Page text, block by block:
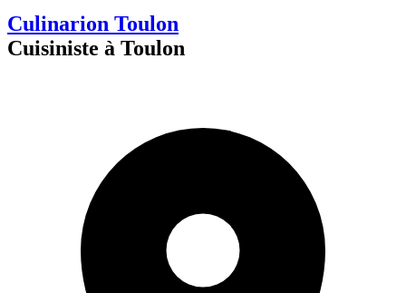
Culinarion Toulon
Cuisiniste à Toulon